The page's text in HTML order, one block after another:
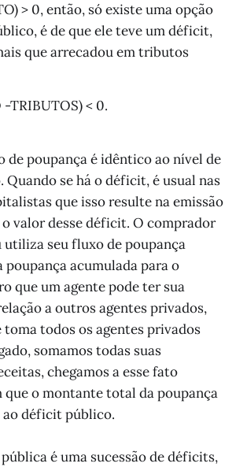
> 0, então, só existe uma opção
é de que ele teve um déficit,
que arrecadou em tributos
-TRIBUTOS) < 0.
de poupança é idêntico ao nível de
se há o déficit, é usual nas
que isso resulte na emissão
valor desse déficit. O comprador
seu fluxo de poupança
poupança acumulada para o
que um agente pode ter sua
a outros agentes privados,
toma todos os agentes privados
somamos todas suas
chegamos a esse fato
o montante total da poupança
ao déficit público.
é uma sucessão de déficits,